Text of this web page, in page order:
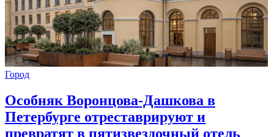
Город
Особняк Воронцова-Дашкова в
Петербурге отреставрируют и
превратят в пятизвездочный отель